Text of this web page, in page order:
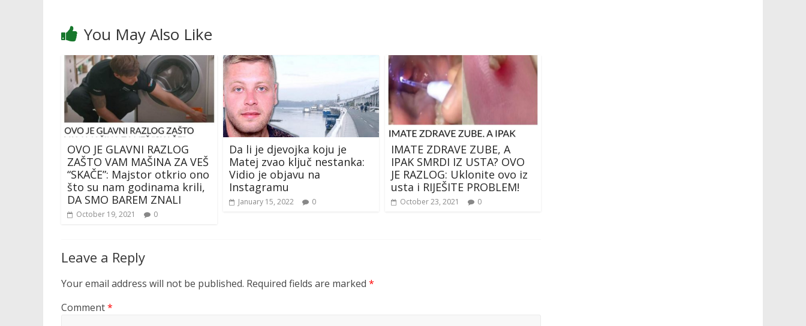
You May Also Like
OVO JE GLAVNI RAZLOG
ZAŠTO VAM MAŠINA ZA VEŠ
“SKAČE”: Majstor otkrio ono
što su nam godinama krili,
DA SMO BAREM ZNALI
October 19, 2021 0
Da li je djevojka koju je
Matej zvao ključ nestanka:
Vidio je objavu na
Instagramu
January 15, 2022 0
IMATE ZDRAVE ZUBE, A
IPAK SMRDI IZ USTA? OVO
JE RAZLOG: Uklonite ovo iz
usta i RIJEŠITE PROBLEM!
October 23, 2021 0
Leave a Reply
Your email address will not be published. Required fields are marked *
Comment*